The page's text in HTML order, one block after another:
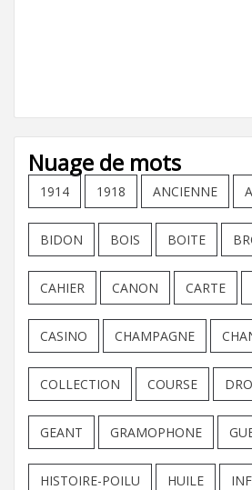
Nuage de mots
1914 1918 ANCIENNE
BIDON BOIS BOITE
CAHIER CANON CARTE
CASINO CHAMPAGNE
COLLECTION COURSE
GEANT GRAMOPHONE
HISTOIRE-POILU HUILE